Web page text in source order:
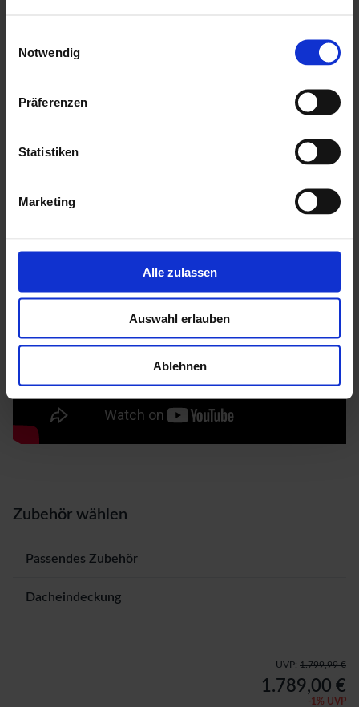
Notwendig
Präferenzen
Statistiken
Marketing
Alle zulassen
Auswahl erlauben
Ablehnen
unbefugtem Zugriff. Die Verglasung der Lichtausschnitte
Zubehör wählen
Passendes Zubehör
Dacheindeckung
UVP: 1.799,99 €
1.789,00 €
-1 % UVP